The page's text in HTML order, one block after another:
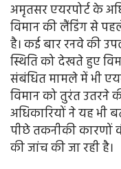
अमृतसर एयरपोर्ट के
विमान की लैंडिंग से
है। कई बार रनवे की
स्थिति को देखते हुए
संबंधित मामले में भी
विमान को तुरंत उतरने
अधिकारियों ने यह भी
पीछे तकनीकी कारणों
की जांच की जा रही है।